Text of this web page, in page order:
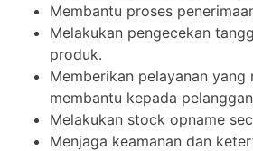
Membantu proses
Melakukan pengecekan
produk.
Memberikan pelayanan yang
membantu kepada
Melakukan stock opname
Menjaga keamanan dan